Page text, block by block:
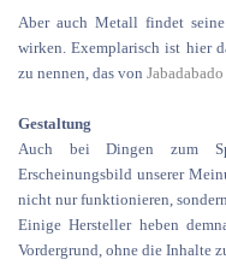
Aber auch Metall findet
wirken. Exemplarisch ist hier
zu nennen, das von Jabadabado
Gestaltung
Auch bei Dingen zum
Erscheinungsbild unserer
nicht nur funktionieren,
Einige Hersteller heben
Vordergrund, ohne die Inhalte